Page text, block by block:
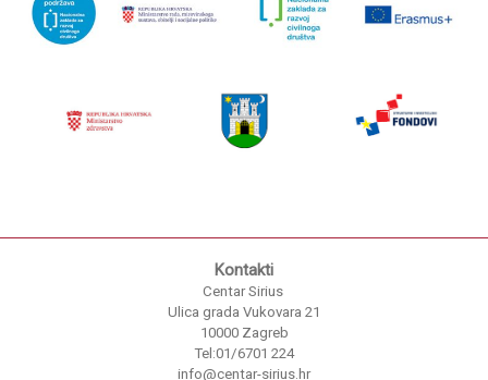
Kontakti
Centar Sirius
Ulica grada Vukovara 21
10000 Zagreb
Tel:01/6701 224
info@centar-sirius.hr